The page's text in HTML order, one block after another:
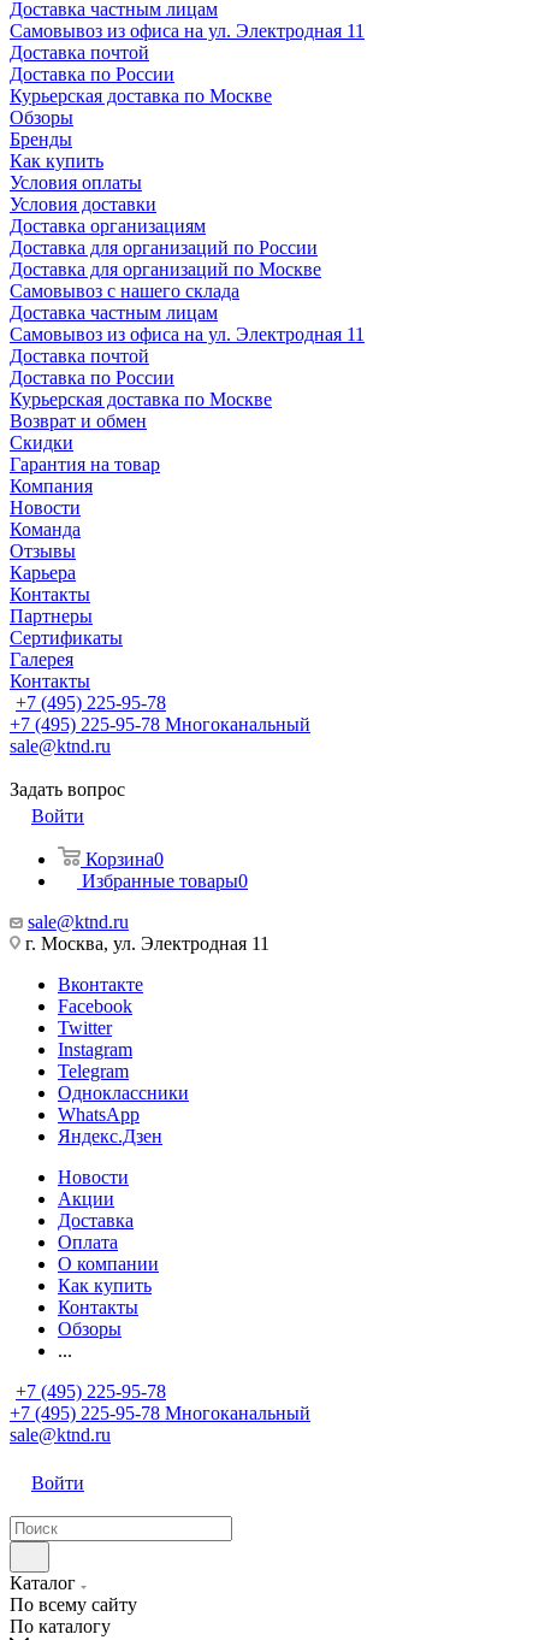
Доставка частным лицам
Самовывоз из офиса на ул. Электродная 11
Доставка почтой
Доставка по России
Курьерская доставка по Москве
Обзоры
Бренды
Как купить
Условия оплаты
Условия доставки
Доставка организациям
Доставка для организаций по России
Доставка для организаций по Москве
Самовывоз с нашего склада
Доставка частным лицам
Самовывоз из офиса на ул. Электродная 11
Доставка почтой
Доставка по России
Курьерская доставка по Москве
Возврат и обмен
Скидки
Гарантия на товар
Компания
Новости
Команда
Отзывы
Карьера
Контакты
Партнеры
Сертификаты
Галерея
Контакты
+7 (495) 225-95-78
+7 (495) 225-95-78 Многоканальный
sale@ktnd.ru
Задать вопрос
Войти
Корзина0
Избранные товары0
sale@ktnd.ru
г. Москва, ул. Электродная 11
Вконтакте
Facebook
Twitter
Instagram
Telegram
Одноклассники
WhatsApp
Яндекс.Дзен
Новости
Акции
Доставка
Оплата
О компании
Как купить
Контакты
Обзоры
...
+7 (495) 225-95-78
+7 (495) 225-95-78 Многоканальный
sale@ktnd.ru
Войти
Каталог
По всему сайту
По каталогу